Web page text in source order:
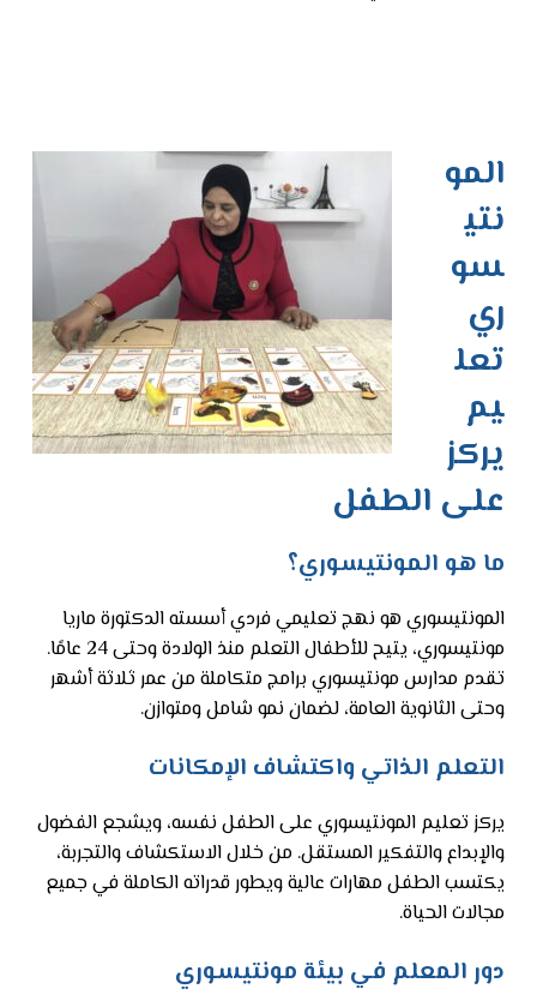
المو
نتي
سو
ري
تعل
يم
يركز
على الطفل
ما هو المونتيسوري؟
المونتيسوري هو نهج تعليمي فردي أسسته الدكتورة ماريا
مونتيسوري، يتيح للأطفال التعلم منذ الولادة وحتى 24 عامًا.
تقدم مدارس مونتيسوري برامج متكاملة من عمر ثلاثة أشهر
وحتى الثانوية العامة، لضمان نمو شامل ومتوازن.
التعلم الذاتي واكتشاف الإمكانات
يركز تعليم المونتيسوري على الطفل نفسه، ويشجع الفضول
والإبداع والتفكير المستقل. من خلال الاستكشاف والتجربة،
يكتسب الطفل مهارات عالية ويطور قدراته الكاملة في جميع
مجالات الحياة.
دور المعلم في بيئة مونتيسوري